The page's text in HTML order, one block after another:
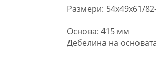
Размери: 54x49x61/
Основа: 415 мм
Дебелина на